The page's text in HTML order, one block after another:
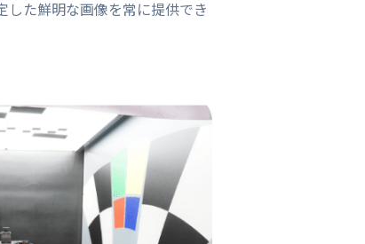
した鮮明な画像を常に提供でき